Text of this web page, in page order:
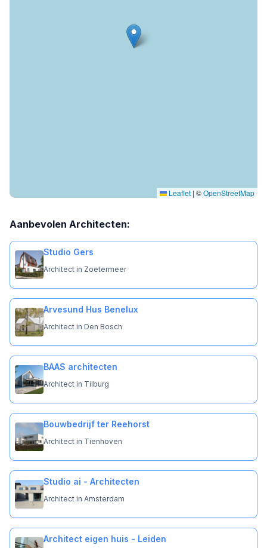
Leaflet | ©OpenStreetMap
Aanbevolen Architecten:
Studio Gers
Architect in Zoetermeer
Arvesund Hus Benelux
Architect in Den Bosch
BAAS architecten
Architect in Tilburg
Bouwbedrijf ter Reehorst
Architect in Tienhoven
Studio ai - Architecten
Architect in Amsterdam
Architect eigen huis - Leiden